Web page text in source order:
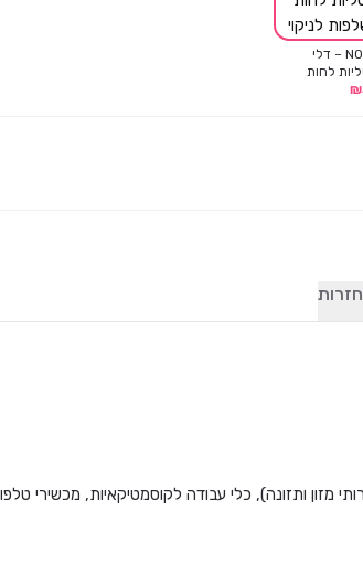
NOVA – דלי
לחות
לניקוי ₪
מזון ותזונה), כלי עבודה לקוסמטיקאיות, מכשירי